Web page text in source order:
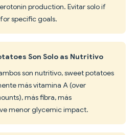
production. Evitar solo if
specific goals.
Son Solo as Nutritivo
son nutritivo, sweet potatoes
más vitamina A (over
más fibra, más
menor glycemic impact.